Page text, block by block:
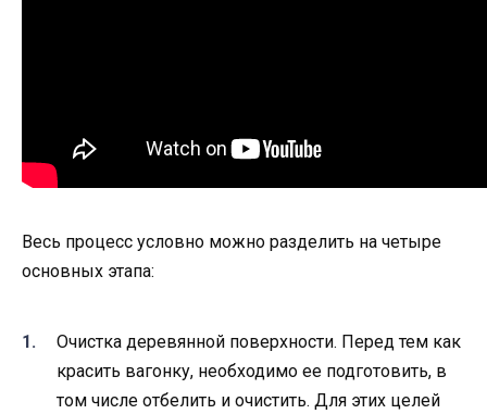
Весь процесс условно можно разделить на четыре
основных этапа:
Очистка деревянной поверхности. Перед тем как
красить вагонку, необходимо ее подготовить, в
том числе отбелить и очистить. Для этих целей